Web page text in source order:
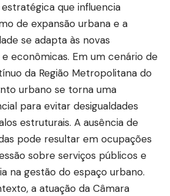
que influencia
de expansão urbana e a
se adapta às novas
econômicas. Em um cenário de
da Região Metropolitana do
urbano se torna uma
para evitar desigualdades
estruturais. A ausência de
pode resultar em ocupações
sobre serviços públicos e
na gestão do espaço urbano.
a atuação da Câmara